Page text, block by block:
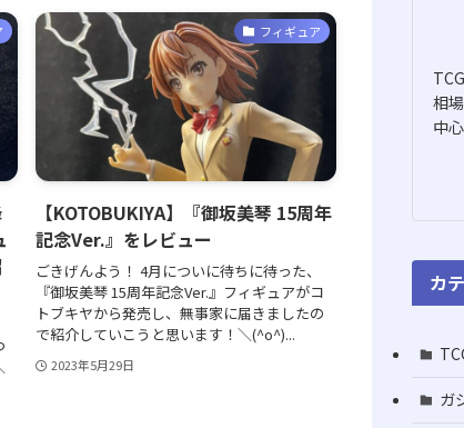
フィギュア
【KOTOBUKIYA】『御坂美琴 15周年
記念Ver.』をレビュー
ごきげんよう！ 4月についに待ちに待った、
『御坂美琴 15周年記念Ver.』フィギュアがコ
トブキヤから発売し、無事家に届きましたの
で紹介していこうと思います！＼(^o^)...
2023年5月29日
相
中
カ
ガ